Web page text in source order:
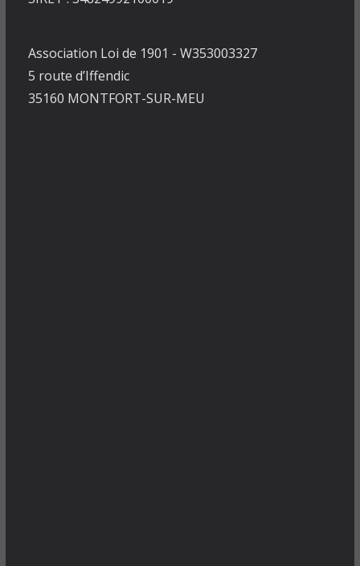
Association Loi de 1901 - W353003327
5 route d’Iffendic
35160 MONTFORT-SUR-MEU